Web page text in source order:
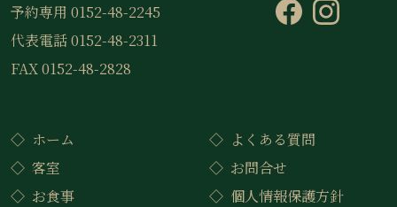
予約専用 0152-48-2245
代表電話 0152-48-2311
FAX 0152-48-2828
ホーム
客室
お食事
よくある質問
お問合せ
個人情報保護方針